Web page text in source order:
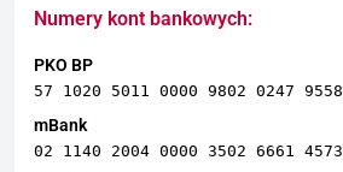
Numery kont bankowych:
PKO BP
57 1020 5011 0000 9802 0247 9558
mBank
02 1140 2004 0000 3502 6661 4573